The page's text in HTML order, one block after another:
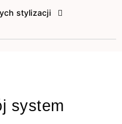
stylizacji
system